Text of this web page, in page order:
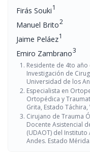
Firás Souki1
Manuel Brito2
Jaime Peláez1
Emiro Zambrano3
Residente de 4to
Investigación de
Universidad de los
Especialista en
Ortopédica y
Grita, Estado Táchira,
Cirujano de Trauma
Docente Asistencial
(UDAOT) del
Andes. Estado